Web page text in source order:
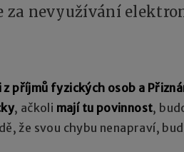
za nevyužívání
z příjmů fyzických osob a
, ačkoli mají tu povinnost,
že svou chybu nenapraví,